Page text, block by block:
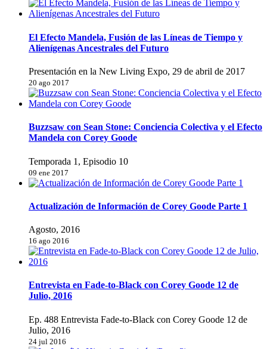
El Efecto Mandela, Fusión de las Líneas de Tiempo y
Alienígenas Ancestrales del Futuro
Presentación en la New Living Expo, 29 de abril de 2017
20 ago 2017
Buzzsaw con Sean Stone: Conciencia Colectiva y el Efecto
Mandela con Corey Goode
Temporada 1, Episodio 10
09 ene 2017
Actualización de Información de Corey Goode Parte 1
Agosto, 2016
16 ago 2016
Entrevista en Fade-to-Black con Corey Goode 12 de
Julio, 2016
Ep. 488 Entrevista Fade-to-Black con Corey Goode 12 de
Julio, 2016
24 jul 2016